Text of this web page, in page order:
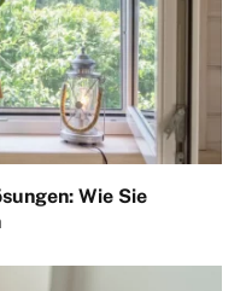
Wie Sie